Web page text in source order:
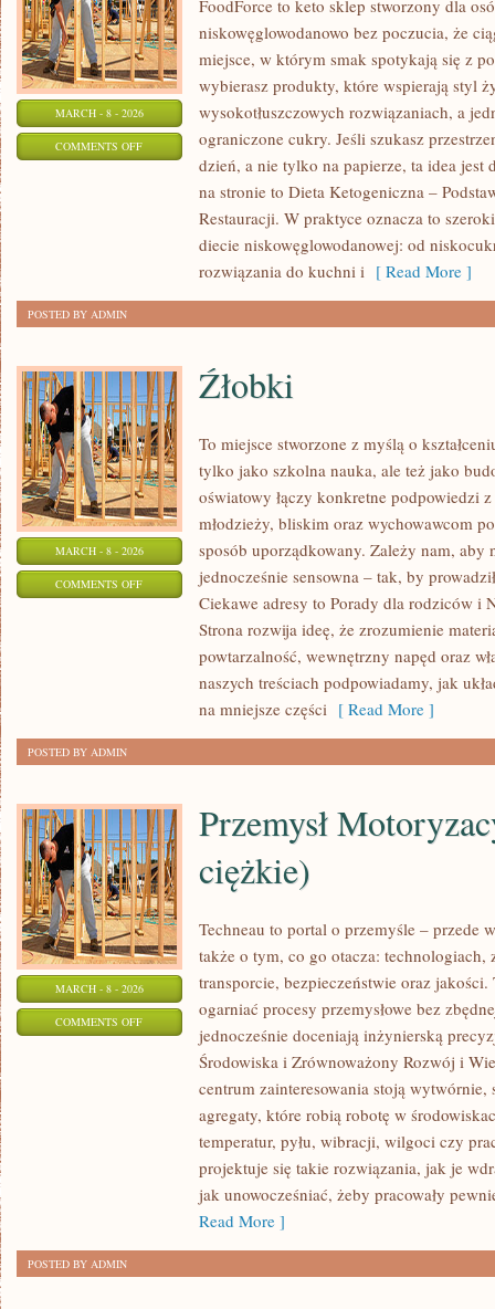
MARCH - 8 - 2026
COMMENTS OFFON
POCZĄTKUJĄCYCH
FoodForce to keto sklep stworzony dla
niskowęglowodanowo bez poczucia, że
miejsce, w którym smak spotykają się z
wybierasz produkty, które wspierają styl
wysokotłuszczowych rozwiązaniach, a
ograniczone cukry. Jeśli szukasz
dzień, a nie tylko na papierze, ta idea jest
na stronie to Dieta Ketogeniczna –
Restauracji. W praktyce oznacza to
diecie niskowęglowodanowej: od
rozwiązania do kuchni i [ Read More ]
POSTED BY ADMIN
MARCH - 8 - 2026
COMMENTS OFFON
Źłobki
To miejsce stworzone z myślą o
tylko jako szkolna nauka, ale też jako
oświatowy łączy konkretne podpowiedzi
młodzieży, bliskim oraz wychowawcom
sposób uporządkowany. Zależy nam, aby
jednocześnie sensowna – tak, by
Ciekawe adresy to Porady dla rodziców i
Strona rozwija ideę, że zrozumienie
powtarzalność, wewnętrzny napęd oraz
naszych treściach podpowiadamy, jak
na mniejsze części [ Read More ]
POSTED BY ADMIN
MARCH - 8 - 2026
COMMENTS OFFON
PRZEMYSŁ
Przemysł
ciężkie)
Techneau to portal o przemyśle – przede
także o tym, co go otacza: technologiach,
transporcie, bezpieczeństwie oraz
ogarniać procesy przemysłowe bez
jednocześnie doceniają inżynierską
Środowiska i Zrównoważony Rozwój i
centrum zainteresowania stoją wytwórnie,
agregaty, które robią robotę w
temperatur, pyłu, wibracji, wilgoci czy
projektuje się takie rozwiązania, jak je
jak unowocześniać, żeby pracowały
Read More ]
POSTED BY ADMIN